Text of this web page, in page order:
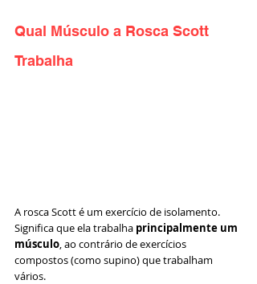
Qual Músculo a Rosca Scott
Trabalha
A rosca Scott é um exercício de isolamento.
Significa que ela trabalha principalmente um
músculo , ao contrário de exercícios
compostos (como supino) que trabalham
vários.